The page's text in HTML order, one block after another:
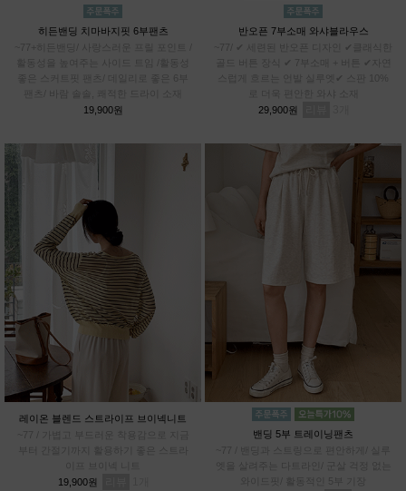
히든밴딩 치마바지핏 6부팬츠
~77+히든밴딩/ 사랑스러운 프릴 포인트 /
활동성을 높여주는 사이드 트임 /활동성
좋은 스커트핏 팬츠/ 데일리로 좋은 6부
팬츠/ 바람 솔솔, 쾌적한 드라이 소재
19,900원
반오픈 7부소매 와샤블라우스
~77/ ✔ 세련된 반오픈 디자인 ✔클래식한
골드 버튼 장식 ✔ 7부소매 + 버튼 ✔자연
스럽게 흐르는 언발 실루엣✔ 스판 10%
로 더욱 편안한 와샤 소재
29,900원
레이온 블렌드 스트라이프 브이넥니트
부터 간절기까지 활용하기 좋은 스트라
19,900원
밴딩 5부 트레이닝팬츠
~77 / 밴딩과 스트링으로 편안하게/ 실루
엣을 살려주는 다트라인/ 군살 걱정 없는
와이드핏/ 활동적인 5부 기장